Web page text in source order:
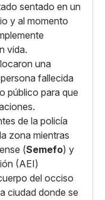
sentado en un
y al momento
vida.
una
fallecida
público para que
de la policía
zona mientras
(Semefo) y
(AEI)
del occiso
ciudad donde se